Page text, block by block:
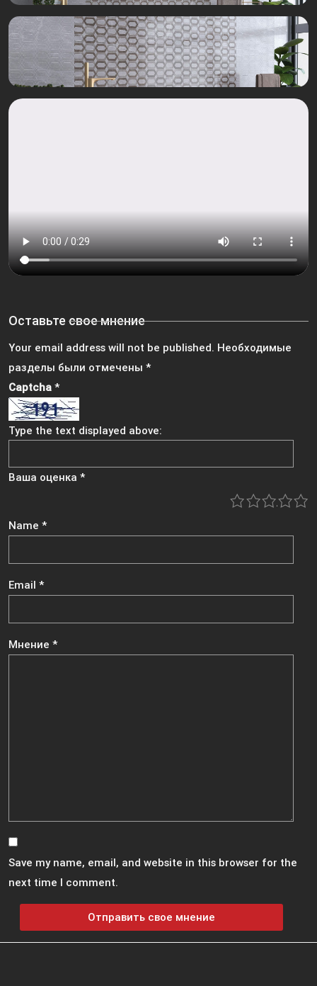
Оставьте свое мнение
Your email address will not be published. Необходимые
разделы были отмечены *
Мнение *
Name *
Email *
Save my name, email, and website in this browser for the
next time I comment.
Captcha *
Type the text displayed above:
Ваша оценка *
5
4
3
2